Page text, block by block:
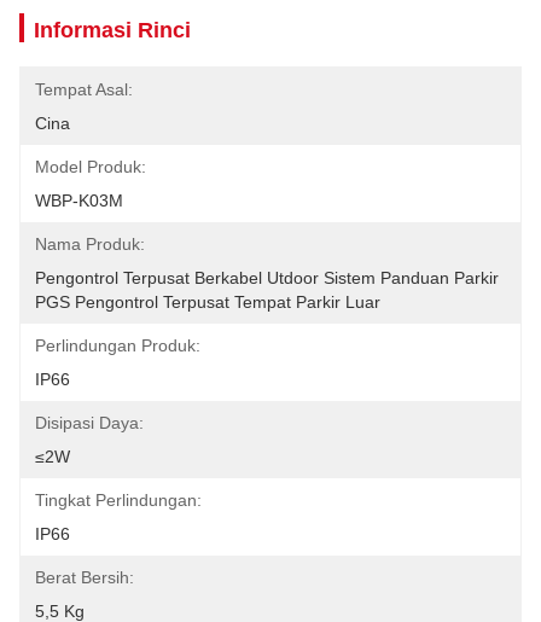
Informasi Rinci
Tempat Asal:
Cina
Model Produk:
WBP-K03M
Nama Produk:
Pengontrol Terpusat Berkabel Utdoor Sistem Panduan Parkir
PGS Pengontrol Terpusat Tempat Parkir Luar
Perlindungan Produk:
IP66
Disipasi Daya:
≤2W
Tingkat Perlindungan:
IP66
Berat Bersih:
5,5 Kg